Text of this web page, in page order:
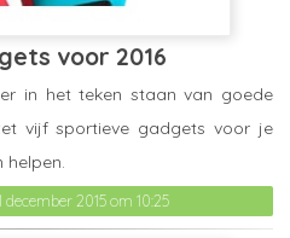
voor 2016
december 2015 om 10:25
in het teken staan van goede
vijf sportieve gadgets voor je
helpen.